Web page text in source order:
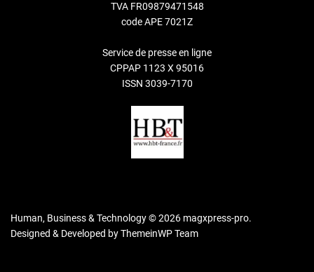
TVA FR09879471548
code APE 7021Z
Service de presse en ligne
CPPAP 1123 X 95016
ISSN 3039-7170
Human, Business & Technology © 2026 magxpress-pro.
Designed & Developed byThemeinWP Team